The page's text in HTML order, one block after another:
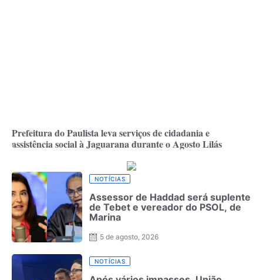
Prefeitura do Paulista leva serviços de cidadania e
assistência social à Jaguarana durante o Agosto Lilás
NOTÍCIAS
Assessor de Haddad será suplente
de Tebet e vereador do PSOL, de
Marina
5 de agosto, 2026
NOTÍCIAS